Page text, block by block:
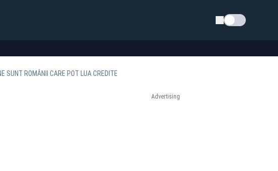
Schimba tema
SUNT ROMÂNII CARE POT LUA CREDITE
Advertising